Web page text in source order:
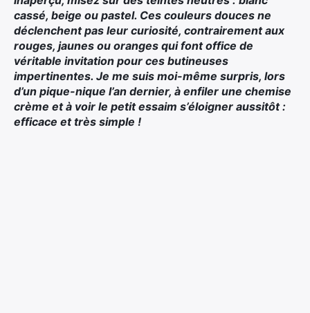
cassé, beige ou pastel. Ces couleurs douces ne
déclenchent pas leur curiosité, contrairement aux
rouges, jaunes ou oranges qui font office de
véritable invitation pour ces butineuses
impertinentes. Je me suis moi-même surpris, lors
d’un pique-nique l’an dernier, à enfiler une chemise
crème et à voir le petit essaim s’éloigner aussitôt :
efficace et très simple !